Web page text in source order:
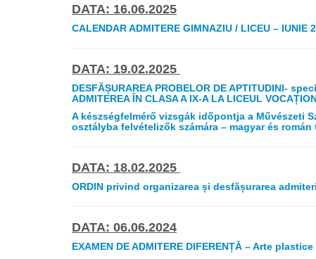
DATA: 16.06.2025
CALENDAR ADMITERE GIMNAZIU / LICEU – IUNIE
DATA: 19.02.2025
DESFĂȘURAREA PROBELOR DE APTITUDINI-
ADMITEREA ÎN CLASA A IX-A LA LICEUL
A készségfelmérő vizsgák időpontja a Művészeti
osztályba felvételizők számára – magyar és román
DATA: 18.02.2025
ORDIN privind organizarea și desfășurarea
DATA: 06.06.2024
EXAMEN DE ADMITERE DIFERENȚĂ – Arte